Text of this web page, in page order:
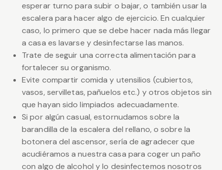
esperar turno para subir o bajar, o también usar la
escalera para hacer algo de ejercicio. En cualquier
caso, lo primero que se debe hacer nada más llegar
a casa es lavarse y desinfectarse las manos.
Trate de seguir una correcta alimentación para
fortalecer su organismo.
Evite compartir comida y utensilios (cubiertos,
vasos, servilletas, pañuelos etc.) y otros objetos sin
que hayan sido limpiados adecuadamente.
Si por algún casual, estornudamos sobre la
barandilla de la escalera del rellano, o sobre la
botonera del ascensor, sería de agradecer que
acudiéramos a nuestra casa para coger un paño
con algo de alcohol y lo desinfectemos nosotros